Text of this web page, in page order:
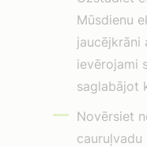
Mūsdienu
jaucējkrāni
ievērojami
saglabājot
Novērsiet